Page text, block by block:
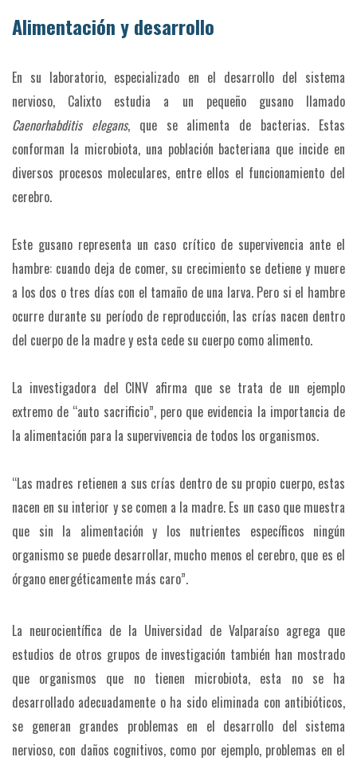
Alimentación y desarrollo
En su laboratorio, especializado en el desarrollo del sistema
nervioso, Calixto estudia a un pequeño gusano llamado
Caenorhabditis elegans, que se alimenta de bacterias. Estas
conforman la microbiota, una población bacteriana que incide en
diversos procesos moleculares, entre ellos el funcionamiento del
cerebro.
Este gusano representa un caso crítico de supervivencia ante el
hambre: cuando deja de comer, su crecimiento se detiene y muere
a los dos o tres días con el tamaño de una larva. Pero si el hambre
ocurre durante su período de reproducción, las crías nacen dentro
del cuerpo de la madre y esta cede su cuerpo como alimento.
La investigadora del CINV afirma que se trata de un ejemplo
extremo de “auto sacrificio”, pero que evidencia la importancia de
la alimentación para la supervivencia de todos los organismos.
“Las madres retienen a sus crías dentro de su propio cuerpo, estas
nacen en su interior y se comen a la madre. Es un caso que muestra
que sin la alimentación y los nutrientes específicos ningún
organismo se puede desarrollar, mucho menos el cerebro, que es el
órgano energéticamente más caro”.
La neurocientífica de la Universidad de Valparaíso agrega que
estudios de otros grupos de investigación también han mostrado
que organismos que no tienen microbiota, esta no se ha
desarrollado adecuadamente o ha sido eliminada con antibióticos,
se generan grandes problemas en el desarrollo del sistema
nervioso, con daños cognitivos, como por ejemplo, problemas en el